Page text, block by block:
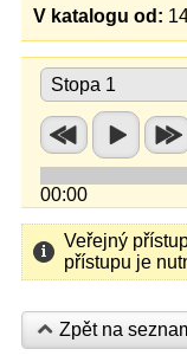
V katalogu od:
Stopa 1
00:00
Veřejný
přístupu je
Zpět na